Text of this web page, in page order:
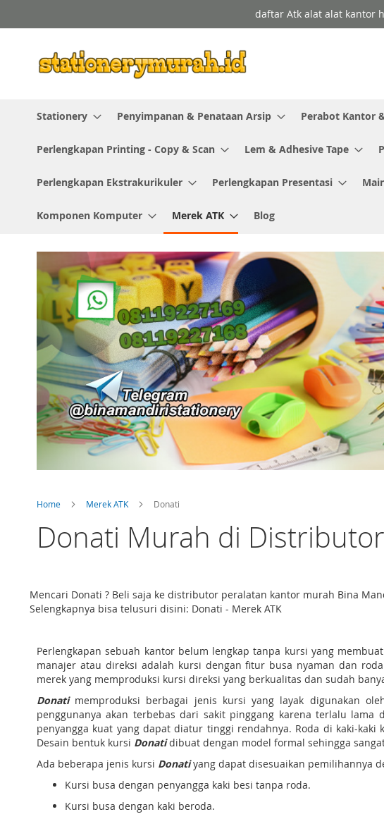
to
daftar Atk alat alat kantor
Stationery Penyimpanan & Penataan Arsip Perabot Kantor
Perlengkapan Printing - Copy & Scan Lem & Adhesive Tape
Perlengkapan Ekstrakurikuler Perlengkapan Presentasi
Komponen Komputer Merek ATK Blog
Home Merek ATK Donati
Donati Murah di
Mencari Donati ? Beli saja ke distributor peralatan kantor murah Bina
Selengkapnya bisa telusuri disini: Donati - Merek ATK
Perlengkapan sebuah kantor belum lengkap tanpa kursi yang
manajer atau direksi adalah kursi dengan fitur busa nyaman dan
merek yang memproduksi kursi direksi yang berkualitas dan sudah
Donatimemproduksi berbagai jenis kursi yang layak digunakan
penggunanya akan terbebas dari sakit pinggang karena terlalu lama
penyangga kuat yang dapat diatur tinggi rendahnya. Roda di kaki-
Desain bentuk kursi Donatidibuat dengan model formal sehingga
Ada beberapa jenis kursi Donatiyang dapat disesuaikan pemilihannya
Kursi busa dengan penyangga kaki besi tanpa roda.
Kursi busa dengan kaki beroda.